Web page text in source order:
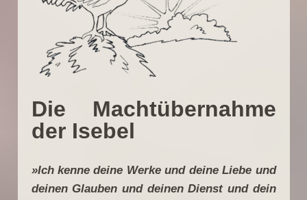
Die Machtübernahme
der Isebel
»Ich kenne deine Werke und deine Liebe und
deinen Glauben und deinen Dienst und dein